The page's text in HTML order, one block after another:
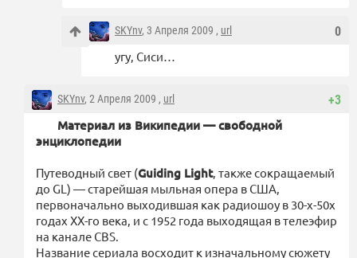
0
SKYnv, 3 Апреля 2009 , url
угу, Сиси…
+3
SKYnv, 2 Апреля 2009 , url
Материал из Википедии — свободной
энциклопедии
Путеводный свет (Guiding Light, также сокращаемый
до GL) — старейшая мыльная опера в США,
первоначально выходившая как радиошоу в 30-х-50х
годах XX-го века, и с 1952 года выходящая в телеэфир
на канале CBS.
Название сериала восходит к изначальному сюжету